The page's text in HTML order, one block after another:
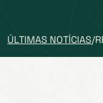
ÚLTIMAS NOTÍCIAS/